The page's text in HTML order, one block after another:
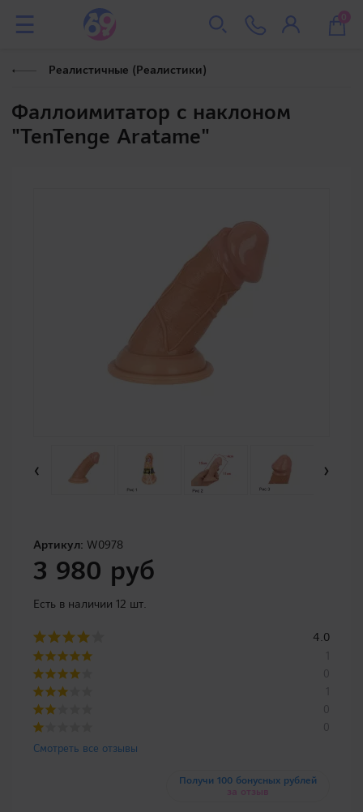
0
Реалистичные (Реалистики)
Фаллоимитатор с наклоном
"TenTenge Aratame"
‹ ›
Артикул: W0978
3 980 руб
Есть в наличии 12 шт.
4.0
0
0
0
Смотреть все отзывы
Получи 100 бонусных рублей
за отзыв